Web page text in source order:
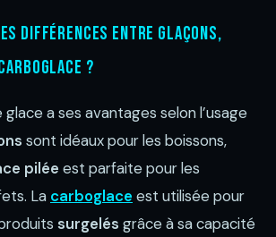
différences entre glaçons,
?
a ses avantages selon l’usage
sont idéaux pour les boissons,
pilée est parfaite pour les
La carboglace est utilisée pour
surgelés grâce à sa capacité